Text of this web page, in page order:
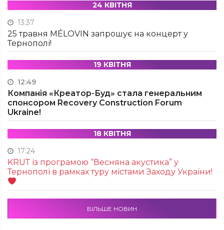
24 КВІТНЯ
13:37
25 травня MÉLOVIN запрошує на концерт у
Тернополі!
19 КВІТНЯ
12:49
Компанія «Креатор-Буд» стала генеральним
спонсором Recovery Construction Forum
Ukraine!
18 КВІТНЯ
17:24
KRUТ із програмою “Весняна акустика” у
Тернополі в рамках туру містами Заходу України!
БІЛЬШЕ НОВИН